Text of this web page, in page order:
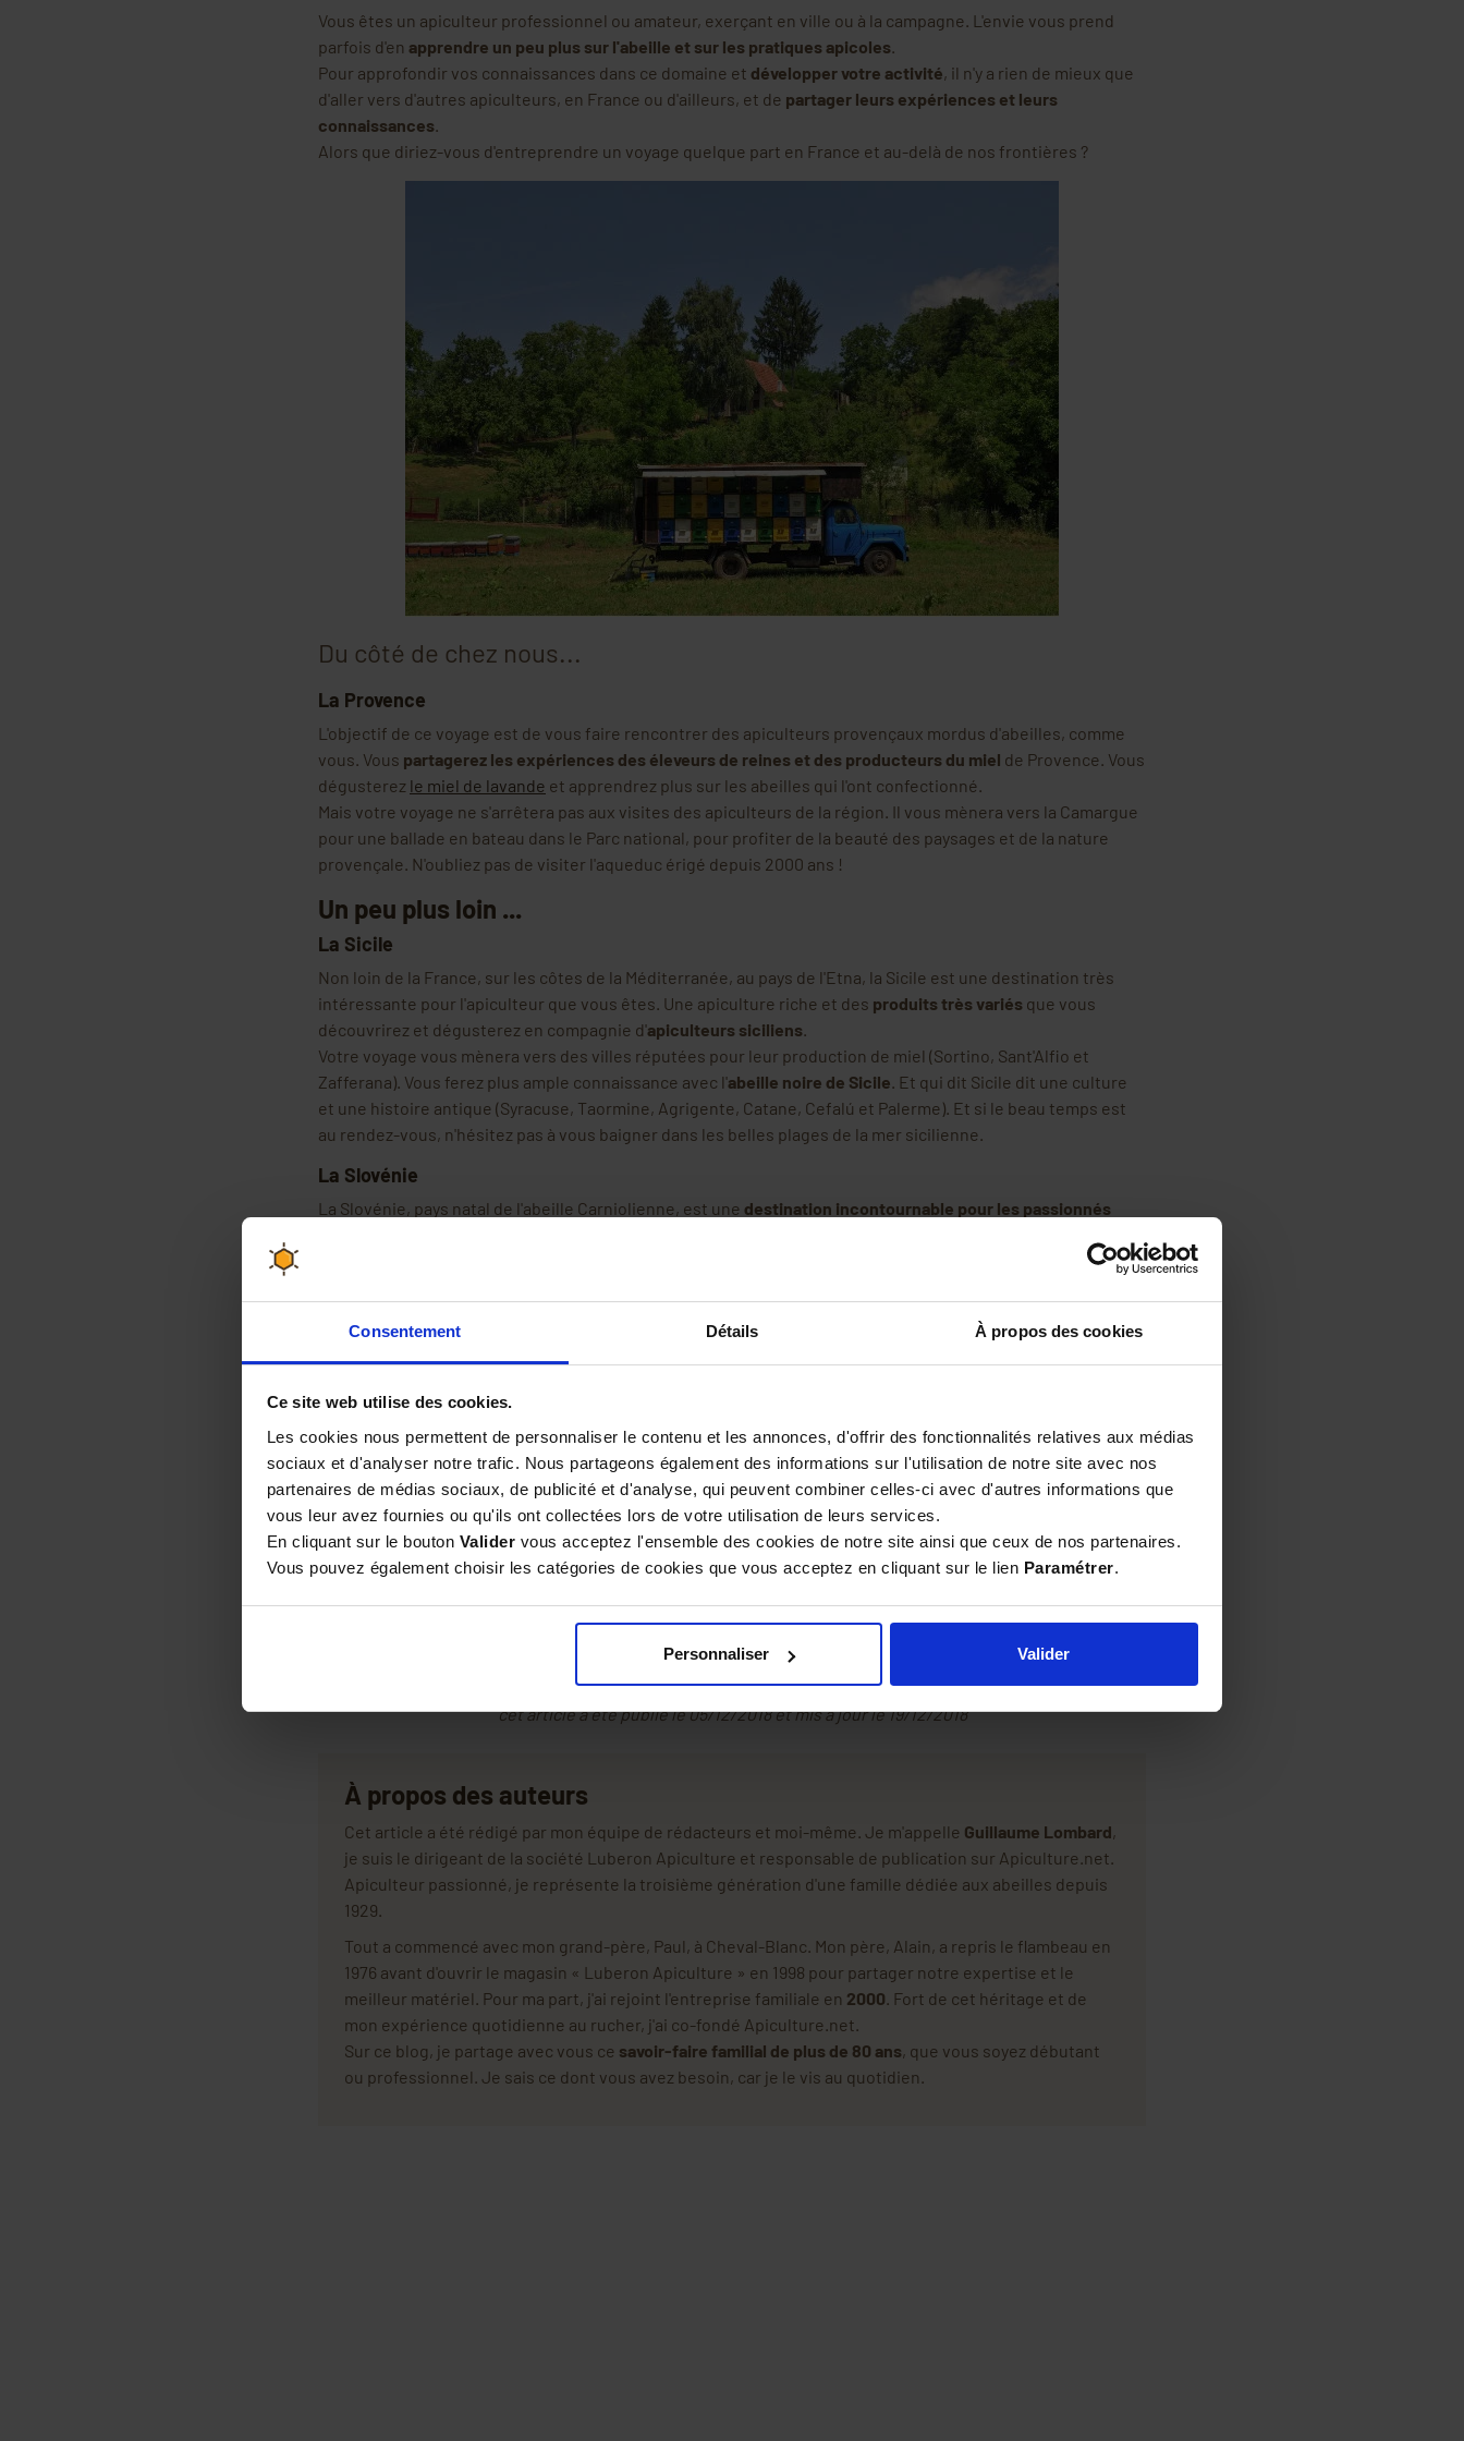
Consentement Détails À propos des cookies
Ce site web utilise des cookies.
Les cookies nous permettent de personnaliser le contenu et les annonces, d'offrir des fonctionnalités relatives aux médias
sociaux et d'analyser notre trafic. Nous partageons également des informations sur l'utilisation de notre site avec nos
partenaires de médias sociaux, de publicité et d'analyse, qui peuvent combiner celles-ci avec d'autres informations que
vous leur avez fournies ou qu'ils ont collectées lors de votre utilisation de leurs services.
En cliquant sur le bouton Valider vous acceptez l'ensemble des cookies de notre site ainsi que ceux de nos partenaires.
Vous pouvez également choisir les catégories de cookies que vous acceptez en cliquant sur le lien Paramétrer.
Personnaliser Valider
Vous êtes un apiculteur professionnel ou amateur, exerçant en ville ou à la campagne. L'envie vous prend
parfois d'en apprendre un peu plus sur l'abeille et sur les pratiques apicoles.
Pour approfondir vos connaissances dans ce domaine et développer votre activité, il n'y a rien de mieux que
d'aller vers d'autres apiculteurs, en France ou d'ailleurs, et de partager leurs expériences et leurs
connaissances.
Alors que diriez-vous d'entreprendre un voyage quelque part en France et au-delà de nos frontières ?
Du côté de chez nous...
La Provence
L'objectif de ce voyage est de vous faire rencontrer des apiculteurs provençaux mordus d'abeilles, comme
vous. Vous partagerez les expériences des éleveurs de reines et des producteurs du miel de Provence. Vous
dégusterez le miel de lavande et apprendrez plus sur les abeilles qui l'ont confectionné.
Mais votre voyage ne s'arrêtera pas aux visites des apiculteurs de la région. Il vous mènera vers la Camargue
pour une ballade en bateau dans le Parc national, pour profiter de la beauté des paysages et de la nature
provençale. N'oubliez pas de visiter l'aqueduc érigé depuis 2000 ans !
Un peu plus loin ...
La Sicile
Non loin de la France, sur les côtes de la Méditerranée, au pays de l'Etna, la Sicile est une destination très
intéressante pour l'apiculteur que vous êtes. Une apiculture riche et des produits très variés que vous
découvrirez et dégusterez en compagnie d'apiculteurs siciliens.
Votre voyage vous mènera vers des villes réputées pour leur production de miel (Sortino, Sant'Alfio et
Zafferana). Vous ferez plus ample connaissance avec l'abeille noire de Sicile. Et qui dit Sicile dit une culture
et une histoire antique (Syracuse, Taormine, Agrigente, Catane, Cefalú et Palerme). Et si le beau temps est
au rendez-vous, n'hésitez pas à vous baigner dans les belles plages de la mer sicilienne.
La Slovénie
La Slovénie, pays natal de l'abeille Carniolienne, est une destination incontournable pour les passionnés
d'aérosols.
La Roumanie est non seulement le pays natal de Dracula, mais c'est aussi un autre pays
l'apithérapie depuis bien longtemps. Les médecins la prescrivent pour leurs patients et pour eux-mêmes.
En vous promenant entre les ruchers, vous découvrirez une diversité remarquable de produits d'abeilles, de
grande qualité.
La Nouvelle-Zélande
En partant vers la Nouvelle-Zélande, mettez le cap sur Manula, pour rencontrerles apiculteurs de la région
Une visite qui vous permettra de joindre l'utile à l'agréable en profitant des beaux paysages de la Nouvelle-
Zélande et du patrimoine culturel unique des Maoris. Arrêtez-vous au lac de Rotorua et admirez sa boue
bouillante, les fameuses grottes de Waitomo, les chaînes des Alpes du Sud ...
cet article a été publié le 05/12/2018 et mis à jour le 19/12/2018
À propos des auteurs
Cet article a été rédigé par mon équipe de rédacteurs et moi-même. Je m'appelle Guillaume Lombard,
je suis le dirigeant de la société Luberon Apiculture et responsable de publication sur Apiculture.net.
Apiculteur passionné, je représente la troisième génération d'une famille dédiée aux abeilles depuis
1929.
Tout a commencé avec mon grand-père, Paul, à Cheval-Blanc. Mon père, Alain, a repris le flambeau en
1976 avant d'ouvrir le magasin « Luberon Apiculture » en 1998 pour partager notre expertise et le
meilleur matériel. Pour ma part, j'ai rejoint l'entreprise familiale en 2000. Fort de cet héritage et de
mon expérience quotidienne au rucher, j'ai co-fondé Apiculture.net.
Sur ce blog, je partage avec vous ce savoir-faire familial de plus de 80 ans, que vous soyez débutant
ou professionnel. Je sais ce dont vous avez besoin, car je le vis au quotidien.